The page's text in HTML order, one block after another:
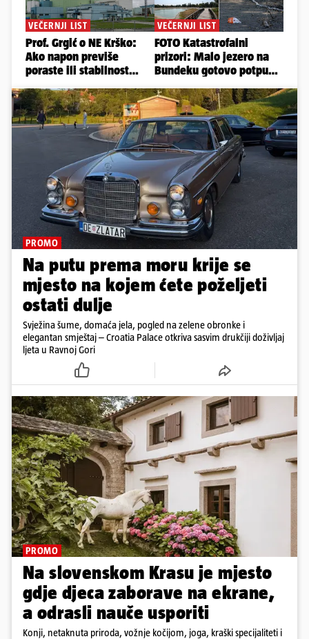
PROMO
Na putu prema moru krije se
mjesto na kojem ćete poželjeti
ostati dulje
Svježina šume, domaća jela, pogled na zelene obronke i
elegantan smještaj – Croatia Palace otkriva sasvim drukčiji doživljaj
ljeta u Ravnoj Gori
PROMO
Na slovenskom Krasu je mjesto
gdje djeca zaborave na ekrane,
a odrasli nauče usporiti
Konji, netaknuta priroda, vožnje kočijom, joga, kraški specijaliteti i